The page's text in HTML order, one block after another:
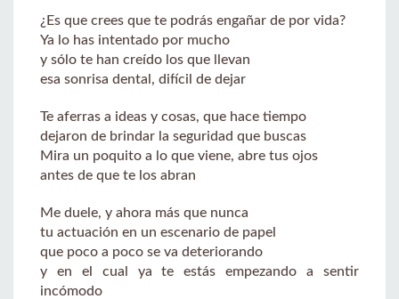
¿Es que crees que te podrás engañar de por vida?
Ya lo has intentado por mucho
y sólo te han creído los que llevan
esa sonrisa dental, difícil de dejar
Te aferras a ideas y cosas, que hace tiempo
dejaron de brindar la seguridad que buscas
Mira un poquito a lo que viene, abre tus ojos
antes de que te los abran
Me duele, y ahora más que nunca
tu actuación en un escenario de papel
que poco a poco se va deteriorando
y en el cual ya te estás empezando a sentir
incómodo